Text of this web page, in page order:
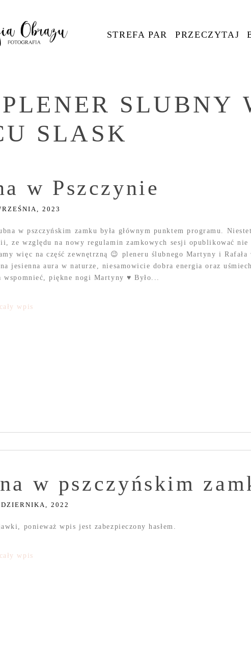
STREFA PAR PRZECZYTAJ
PLENER SLUBNY
SLASK
w Pszczynie
2023
w pszczyńskim zamku była głównym punktem programu.
ze względu na nowy regulamin zamkowych sesji opublikować nie
więc na część zewnętrzną 😉 pleneru ślubnego Martyny i Rafała
jesienna aura w naturze, niesamowicie dobra energia oraz
wspomnieć, piękne nogi Martyny ♥ Było...
wpis
w pszczyńskim
2022
ponieważ wpis jest zabezpieczony hasłem.
wpis